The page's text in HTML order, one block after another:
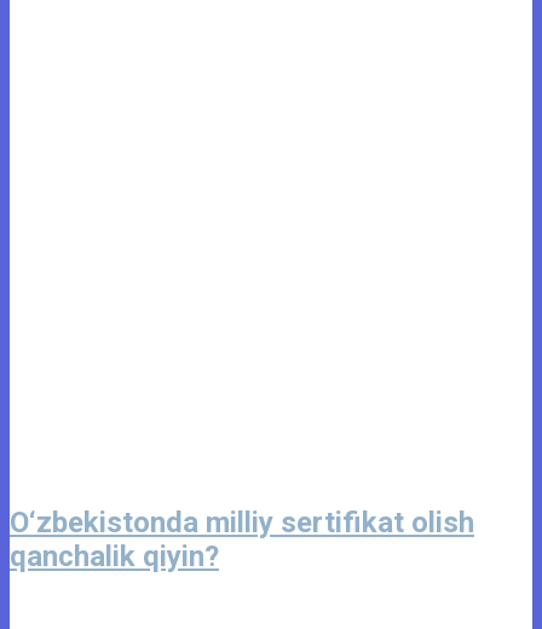
O‘zbekistonda milliy sertifikat olish
qanchalik qiyin?